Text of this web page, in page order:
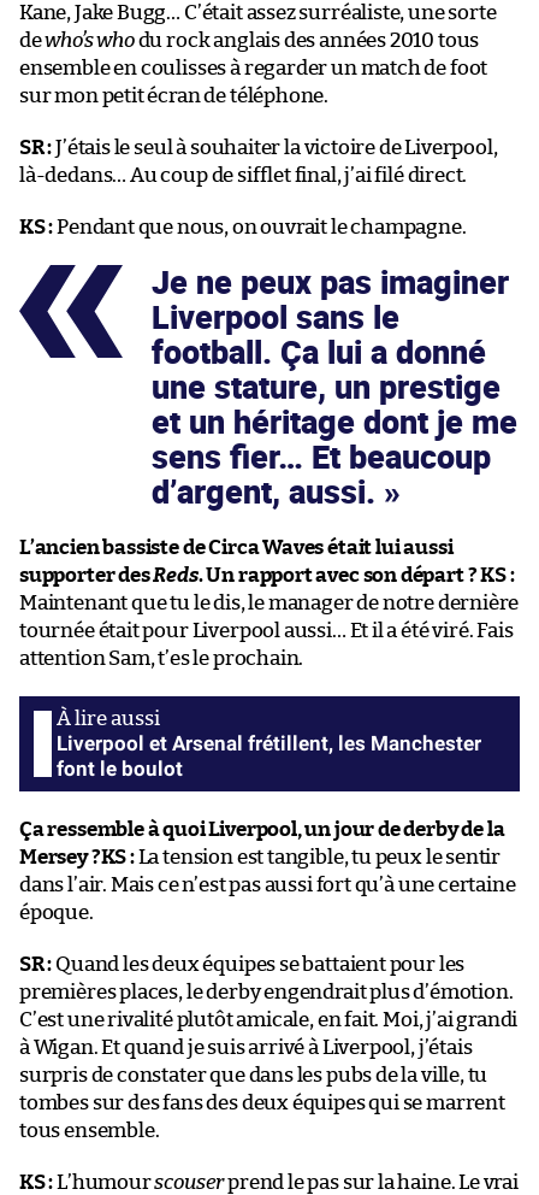
Kane, Jake Bugg… C’était assez surréaliste, une sorte
dewho’s whodu rock anglais des années 2010 tous
ensemble en coulisses à regarder un match de foot
sur mon petit écran de téléphone.
SR :J’étais le seul à souhaiter la victoire de Liverpool,
là-dedans… Au coup de sifflet final, j’ai filé direct.
KS :Pendant que nous, on ouvrait le champagne.
Je ne peux pas imaginer
Liverpool sans le
football. Ça lui a donné
une stature, un prestige
et un héritage dont je me
sens fier… Et beaucoup
d’argent, aussi.
L’ancien bassiste de Circa Waves était lui aussi
supporter desReds. Un rapport avec son départ ?KS :
Maintenant que tu le dis, le manager de notre dernière
tournée était pour Liverpool aussi… Et il a été viré. Fais
attention Sam, t’es le prochain.
Liverpool et Arsenal frétillent, les Manchester
font le boulot
Ça ressemble à quoi Liverpool, un jour de derby de la
Mersey ?KS :La tension est tangible, tu peux le sentir
dans l’air. Mais ce n’est pas aussi fort qu’à une certaine
époque.
SR : Quand les deux équipes se battaient pour les
premières places, le derby engendrait plus d’émotion.
C’est une rivalité plutôt amicale, en fait. Moi, j’ai grandi
à Wigan. Et quand je suis arrivé à Liverpool, j’étais
surpris de constater que dans les pubs de la ville, tu
tombes sur des fans des deux équipes qui se marrent
tous ensemble.
KS :L’humourscouserprend le pas sur la haine. Le vrai